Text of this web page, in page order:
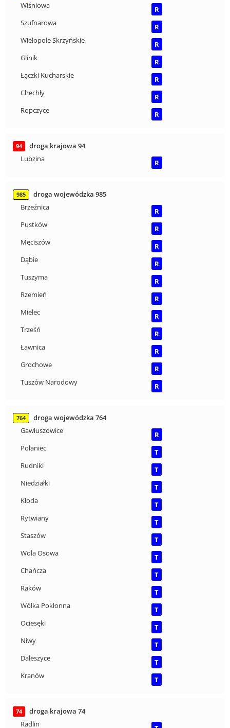
Wiśniowa
R
Szufnarowa
R
Wielopole Skrzyńskie
R
Glinik
R
Łączki Kucharskie
R
Chechły
R
Ropczyce
R
94
droga krajowa 94
Lubzina
R
985
droga wojewódzka 985
Brzeźnica
R
Pustków
R
Męciszów
R
Dąbie
R
Tuszyma
R
Rzemień
R
Mielec
R
Trześń
R
Ławnica
R
Grochowe
R
Tuszów Narodowy
R
764
droga wojewódzka 764
Gawłuszowice
R
Połaniec
T
Rudniki
T
Niedziałki
T
Kłoda
T
Rytwiany
T
Staszów
T
Wola Osowa
T
Chańcza
T
Raków
T
Wólka Pokłonna
T
Ociesęki
T
Niwy
T
Daleszyce
T
Kranów
T
74
droga krajowa 74
Radlin